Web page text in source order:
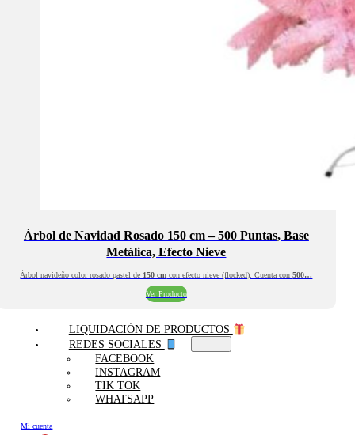
Árbol de Navidad Rosado 150 cm – 500 Puntas, Base
Metálica, Efecto Nieve
Árbol navideño color rosado pastel de 150 cm con efecto nieve (flocked). Cuenta con500…
Ver Producto
LIQUIDACIÓN DE PRODUCTOS
REDES SOCIALES
FACEBOOK
INSTAGRAM
TIK TOK
WHATSAPP
Mi cuenta